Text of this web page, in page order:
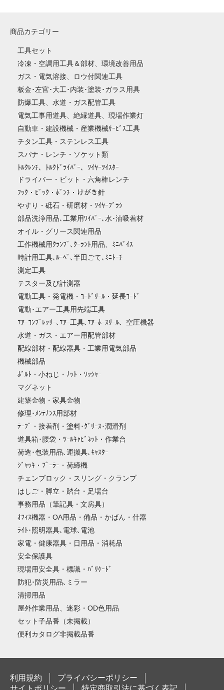
商品カテゴリー
工具セット
冷凍・空調用工具＆部材、環境改善用品
ガス・電気溶接、ロウ付関連工具
板金･左官･大工･内装･塗装･ガラス用具
防爆工具、水道・ガス配管工具
電気工事用道具、絶縁道具、現場作業灯
自動車・建設機械・産業機械ｻｰﾋﾞｽ工具
チタン工具・ステンレス工具
スパナ・レンチ・ソケット類
ﾄﾙｸﾚﾝﾁ、ﾄﾙｸﾄﾞﾗｲﾊﾞｰ、ﾜｲﾔｰﾂｲｽﾀｰ
ドライバー・ビット・六角棒レンチ
ﾌｯｸ・ﾋﾟｯｸ・ﾎﾟﾝﾁ・けがき針
やすり・砥石・研磨材・ﾜｲﾔｰﾌﾞﾗｼ
部品洗浄用品､工業用ﾜｲﾊﾟｰ､水･油吸着材
オイル・グリース関連用品
工作機械用ｸﾗﾝﾌﾟ､ｸｰﾗﾝﾄ用品、ﾐﾆﾊﾞｲｽ
時計用工具､ﾙｰﾍﾟ､半田ごて､ﾐﾆﾄｰﾁ
測定工具
テスター及び計測器
電動工具・発電機・ｺｰﾄﾞﾘｰﾙ・延長ｺｰﾄﾞ
電動･エアー工具用先端工具
ｴｱｰｺﾝﾌﾟﾚｯｻｰ､ｴｱｰ工具､ｴｱｰﾎｰｽﾘｰﾙ、空圧機器
水道・ガス・エアー用配管部材
配線部材・配線器具・工業用電気部品
機械部品
ﾎﾞﾙﾄ・小ねじ・ﾅｯﾄ・ﾜｯｼｬｰ
マグネット
建築金物・家具金物
修理･ﾒﾝﾃﾅﾝｽ用部材
ﾃｰﾌﾟ・接着剤・塗料･ｸﾞﾘｰｽ･潤滑剤
道具箱･腰袋・ﾂｰﾙｷｬﾋﾞﾈｯﾄ・作業台
荷造･包装用品､運搬具､ｷｬｽﾀｰ
ｼﾞｬｯｷ・ﾌﾟｰﾗｰ・荷締機
チェンブロック・スリング・クランプ
はしご・脚立・踏台・足場台
事務用品（筆記具・文房具）
ｵﾌｨｽ機器・OA用品・備品・かばん・什器
ﾗｲﾄ･照明器具､電球､電池
家電・健康器具・日用品・消耗品
安全保護具
現場用安全具・標識・ﾊﾞﾘｹｰﾄﾞ
防犯･防災用品､ミラー
清掃用品
屋外作業用品、迷彩・OD色用品
セット子品番（未掲載）
便利カタログ非掲載品番
利用規約
プライバシーポリシー